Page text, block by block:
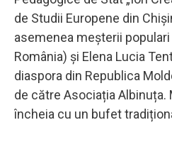
de Studii Europene din
asemenea meșterii
România) și Elena Lucia
diaspora din Republica
de către Asociația Albinuța.
încheia cu un bufet